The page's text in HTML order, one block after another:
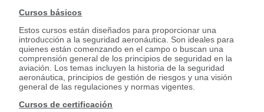
Cursos básicos
Estos cursos están diseñados para proporcionar una
introducción a la seguridad aeronáutica. Son ideales para
quienes están comenzando en el campo o buscan una
comprensión general de los principios de seguridad en la
aviación. Los temas incluyen la historia de la seguridad
aeronáutica, principios de gestión de riesgos y una visión
general de las regulaciones y normas vigentes.
Cursos de certificación